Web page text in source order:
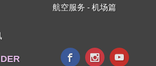
航空服务 - 机场篇